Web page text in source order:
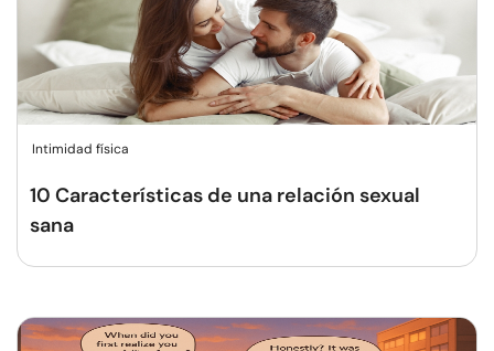
Intimidad física
10 Características de una relación sexual
sana